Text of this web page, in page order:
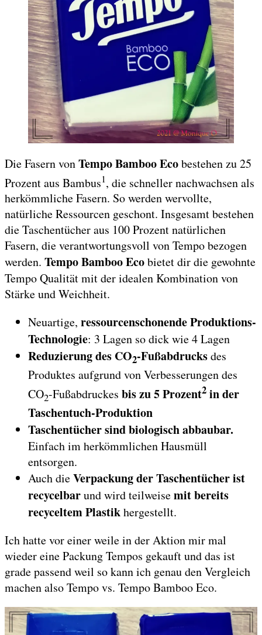
Die Fasern vonTempo Bamboo Ecobestehen zu 25
Prozent aus Bambus1, die schneller nachwachsen als
herkömmliche Fasern. So werden wervollte,
natürliche Ressourcen geschont. Insgesamt bestehen
die Taschentücher aus 100 Prozent natürlichen
Fasern, die verantwortungsvoll von Tempo bezogen
werden. Tempo Bamboo Ecobietet dir die gewohnte
Tempo Qualität mit der idealen Kombination von
Stärke und Weichheit.
Neuartige, ressourcenschonende Produktions-
Technologie: 3 Lagen so dick wie 4 Lagen
Reduzierung des CO2-Fußabdrucksdes
Produktes aufgrund von Verbesserungen des
CO2-Fußabdruckes bis zu 5 Prozent2 in der
Taschentuch-Produktion
Taschentücher sind biologisch abbaubar.
Einfach im herkömmlichen Hausmüll
entsorgen.
Auch dieVerpackung der Taschentücher ist
recycelbarund wird teilweisemit bereits
recyceltem Plastikhergestellt.
Ich hatte vor einer weile in der Aktion mir mal
wieder eine Packung Tempos gekauft und das ist
grade passend weil so kann ich genau den Vergleich
machen also Tempo vs. Tempo Bamboo Eco.